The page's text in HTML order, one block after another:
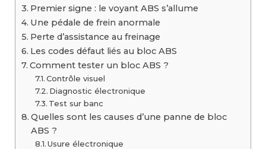
Premier signe : le voyant ABS s’allume
Une pédale de frein anormale
Perte d’assistance au freinage
Les codes défaut liés au bloc ABS
Comment tester un bloc ABS ?
Contrôle visuel
Diagnostic électronique
Test sur banc
Quelles sont les causes d’une panne de bloc
ABS ?
Usure électronique